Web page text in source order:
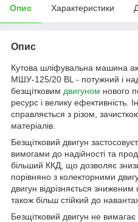
Опис Характеристики
Опис
Кутова шліфувальна машина
МШУ-125/20 BL - потужний і
безщітковим двигуном нового
ресурс і велику ефективність.
справляється з різом,
матеріалів.
Безщітковий двигун
вимогами до надійності та
більший ККД, що дозволяє
порівняно з колекторними
двигун відрізняється
також більш стійкий до
Безщітковий двигун не